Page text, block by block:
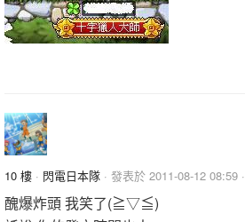
10 樓 · 閃電日本隊 · 發表於 2011-08-12 08:59 ·
醜爆炸頭 我笑了(≧▽≦)